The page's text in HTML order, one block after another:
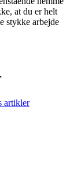
at du er helt
stykke arbejde
artikler